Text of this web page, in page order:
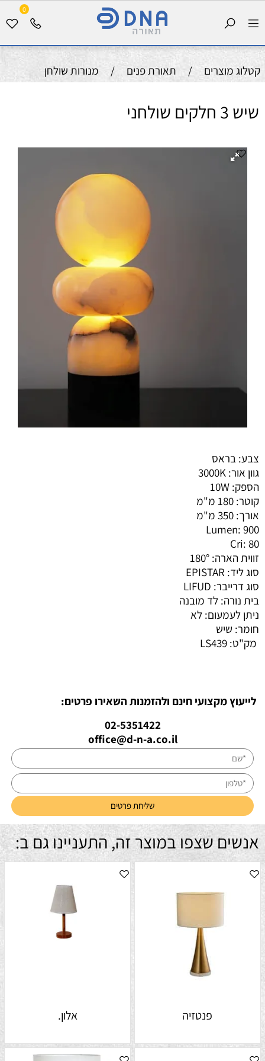
0
קטלוג מוצרים / תאורת פנים / מנורות שולחן
שיש 3 חלקים שולחני
צבע: בראס
גוון אור: 3000K
הספק: 10W
קוטר: 180 מ"מ
אורך: 350 מ"מ
Lumen: 900
Cri: 80
זווית הארה: 180°
סוג ליד: EPISTAR
סוג דרייבר: LIFUD
בית נורה: לד מובנה
ניתן לעמעום: לא
חומר: שיש
מק"ט: LS439
לייעוץ מקצועי חינם ולהזמנות השאירו פרטים:
02-5351422
office@d-n-a.co.il
אנשים שצפו במוצר זה, התעניינו גם ב:
פנטזיה אלון.